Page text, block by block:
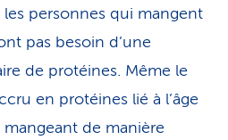
personnes qui mangent
pas besoin d’une
de protéines. Même le
en protéines lié à l’âge
de manière